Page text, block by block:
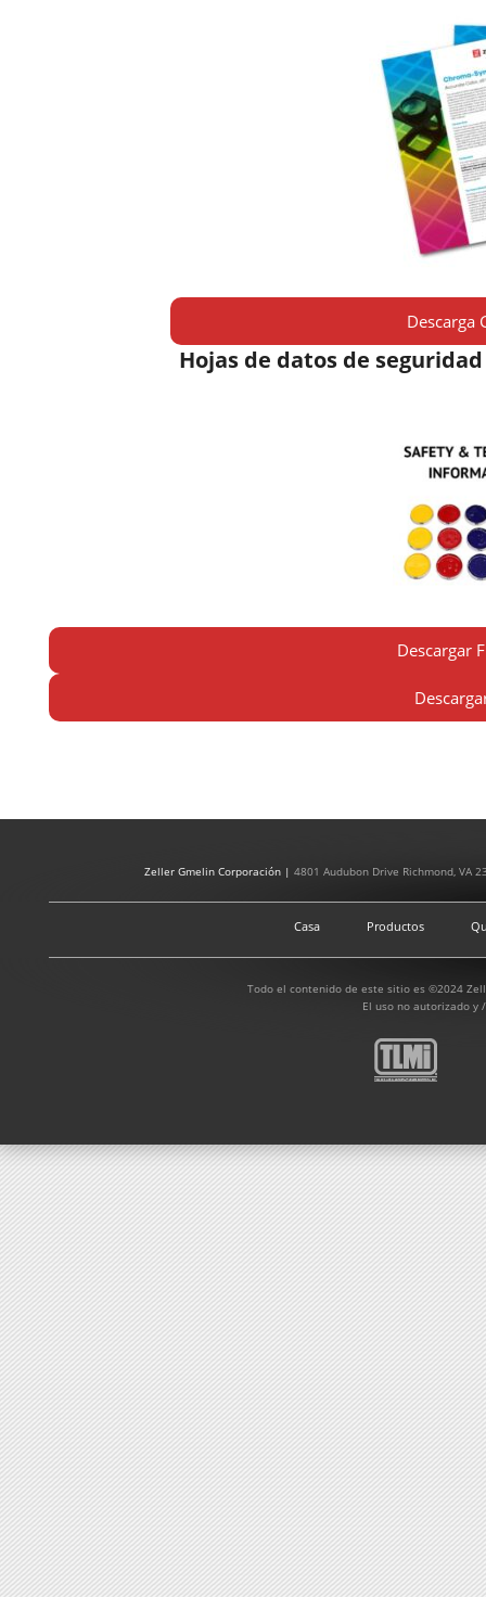
Descarga
Hojas de datos de
Descargar
Zeller Gmelin Corporación | 4801 Audubon Drive Richmond, VA
Casa Productos
Todo el contenido de este sitio es ©2024
El uso no autorizado y